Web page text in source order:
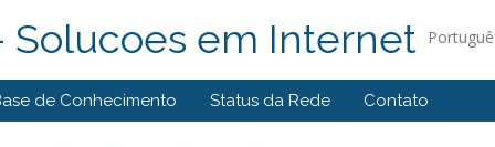
Solucoes em Internet
de Conhecimento Status da Rede Contato